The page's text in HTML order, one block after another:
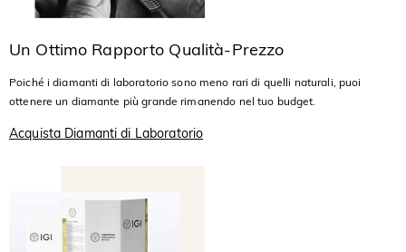
Un Ottimo Rapporto Qualità-Prezzo
Poiché i diamanti di laboratorio sono meno rari di quelli naturali, puoi
ottenere un diamante più grande rimanendo nel tuo budget.
Acquista Diamanti di Laboratorio